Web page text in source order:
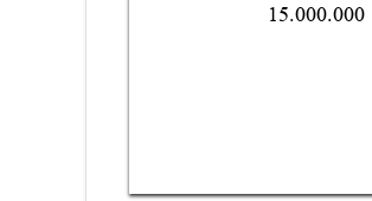
15.000.000